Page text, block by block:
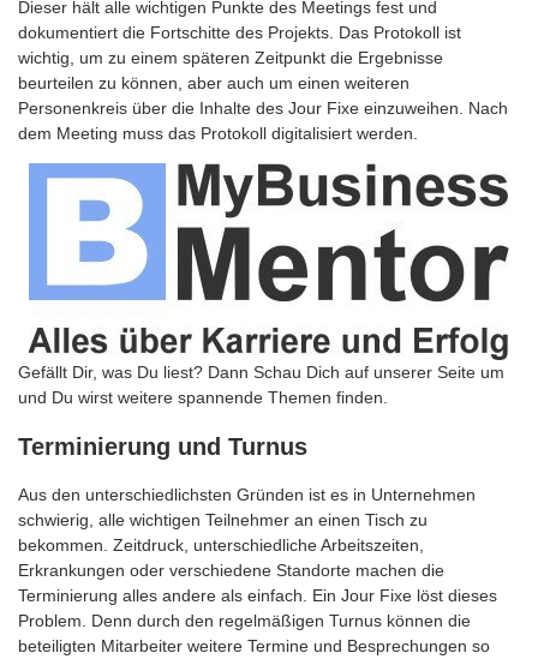
Dieser hält alle wichtigen Punkte des Meetings fest und
dokumentiert die Fortschitte des Projekts. Das Protokoll ist
wichtig, um zu einem späteren Zeitpunkt die Ergebnisse
beurteilen zu können, aber auch um einen weiteren
Personenkreis über die Inhalte des Jour Fixe einzuweihen. Nach
dem Meeting muss das Protokoll digitalisiert werden.
Gefällt Dir, was Du liest? Dann Schau Dich auf unserer Seite um
und Du wirst weitere spannende Themen finden.
Terminierung und Turnus
Aus den unterschiedlichsten Gründen ist es in Unternehmen
schwierig, alle wichtigen Teilnehmer an einen Tisch zu
bekommen. Zeitdruck, unterschiedliche Arbeitszeiten,
Erkrankungen oder verschiedene Standorte machen die
Terminierung alles andere als einfach. Ein Jour Fixe löst dieses
Problem. Denn durch den regelmäßigen Turnus können die
beteiligten Mitarbeiter weitere Termine und Besprechungen so